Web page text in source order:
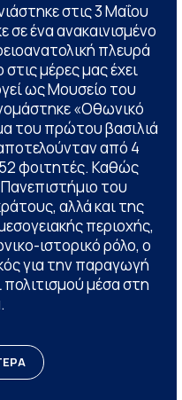
στις 3 Μαΐου
σε ένα ανακαινισμένο
πλευρά
μέρες μας έχει
ως Μουσείο του
«Οθωνικό
του πρώτου βασιλιά
από 4
φοιτητές. Καθώς
του
αλλά και της
περιοχής,
ιστορικό ρόλο, ο
για την παραγωγή
μέσα στη